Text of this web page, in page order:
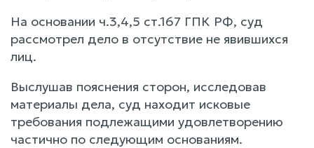
На основании ч.3,4,5 ст.167 ГПК РФ, суд
рассмотрел дело в отсутствие не явившихся
лиц.
Выслушав пояснения сторон, исследовав
материалы дела, суд находит исковые
требования подлежащими удовлетворению
частично по следующим основаниям.